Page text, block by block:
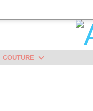
COUTURE